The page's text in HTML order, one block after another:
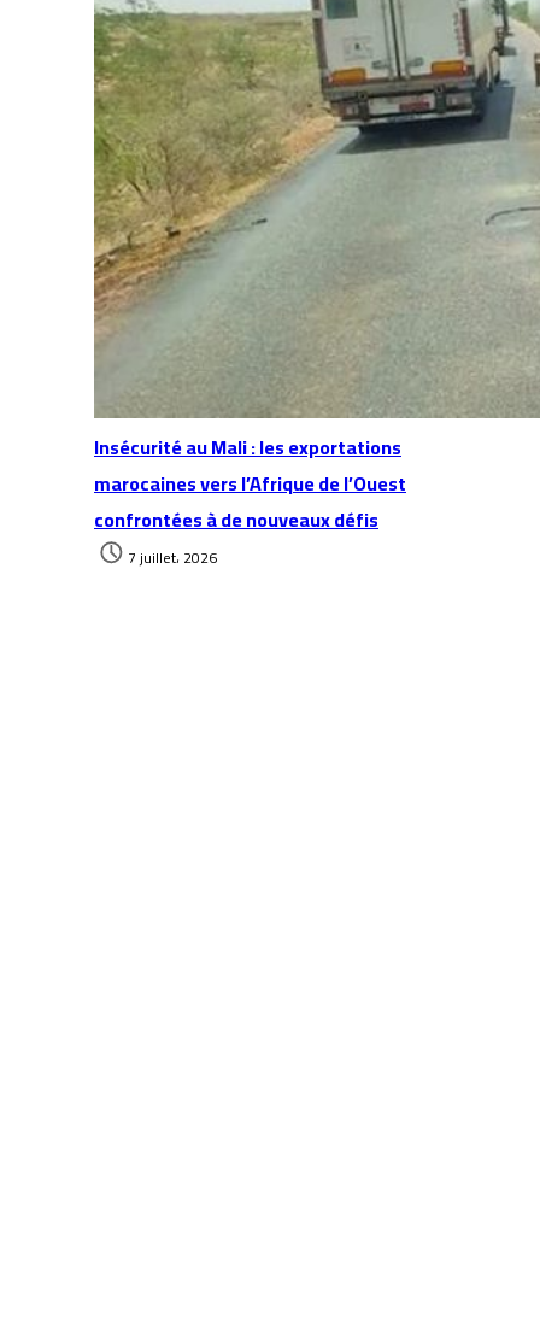
Insécurité au Mali : les exportations
marocaines vers l’Afrique de l’Ouest
confrontées à de nouveaux défis
7 juillet، 2026